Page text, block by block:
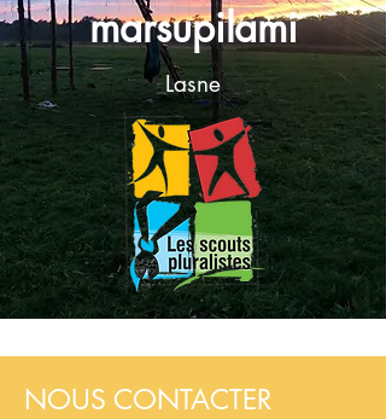
marsupilami
Lasne
NOUS CONTACTER